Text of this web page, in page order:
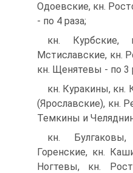
Одоевские, кн.
- по 4 раза;
кн. Курбские,
Мстиславские, кн.
кн. Щенятевы - по 3
кн. Куракины, кн.
(Ярославские), кн.
Темкины и
кн.
Горенские, кн.
Ногтевы, кн.